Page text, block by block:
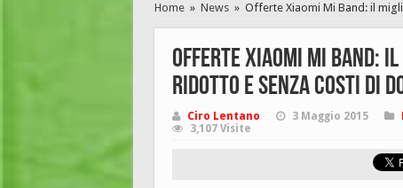
Home » News » Offerte Xiaomi Mi Band: il
Offerte Xiaomi Mi
ridotto e senza costi di
Ciro Lentano 3 Maggio 2015
3,107 Visite